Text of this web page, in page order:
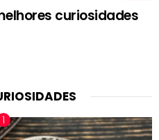
curiosidades